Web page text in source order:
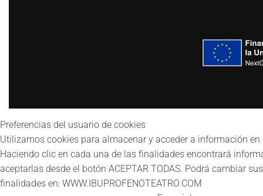
Preferencias del usuario de cookies
Utilizamos cookies para almacenar y acceder a información
Haciendo clic en cada una de las finalidades encontrará
aceptarlas desde el botón ACEPTAR TODAS. Podrá cambiar
finalidades en: WWW.IBUPROFENOTEATRO.COM